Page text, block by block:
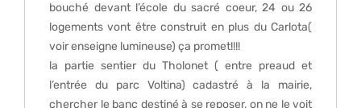
bouché devant l’école du sacré coeur, 24 ou 26
logements vont être construit en plus du Carlota(
voir enseigne lumineuse) ça promet!!!!
la partie sentier du Tholonet ( entre preaud et
l’entrée du parc Voltina) cadastré à la mairie,
chercher le banc destiné à se reposer, on ne le voit